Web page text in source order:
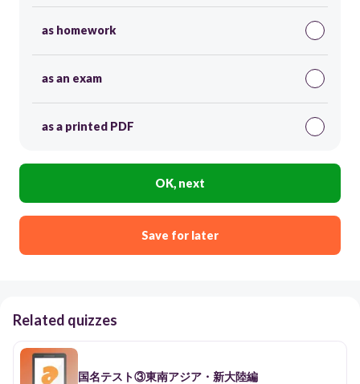
as homework
as an exam
as a printed PDF
OK, next
Save for later
Related quizzes
国名テスト③東南アジア・新大陸編